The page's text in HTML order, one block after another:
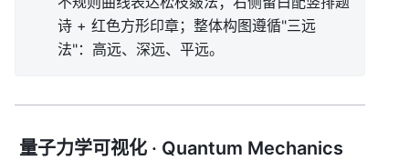
诗 + 红色方形印章；整体构图遵循"三远
法"：高远、深远、平远。
量子力学可视化 · Quantum Mechanics